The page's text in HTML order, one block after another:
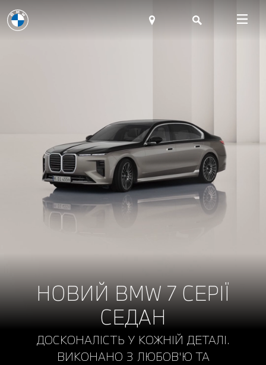
НОВИЙ BMW 7 СЕРІЇ
СЕДАН
ДОСКОНАЛІСТЬ У КОЖНІЙ ДЕТАЛІ.
ВИКОНАНО З ЛЮБОВ'Ю ТА